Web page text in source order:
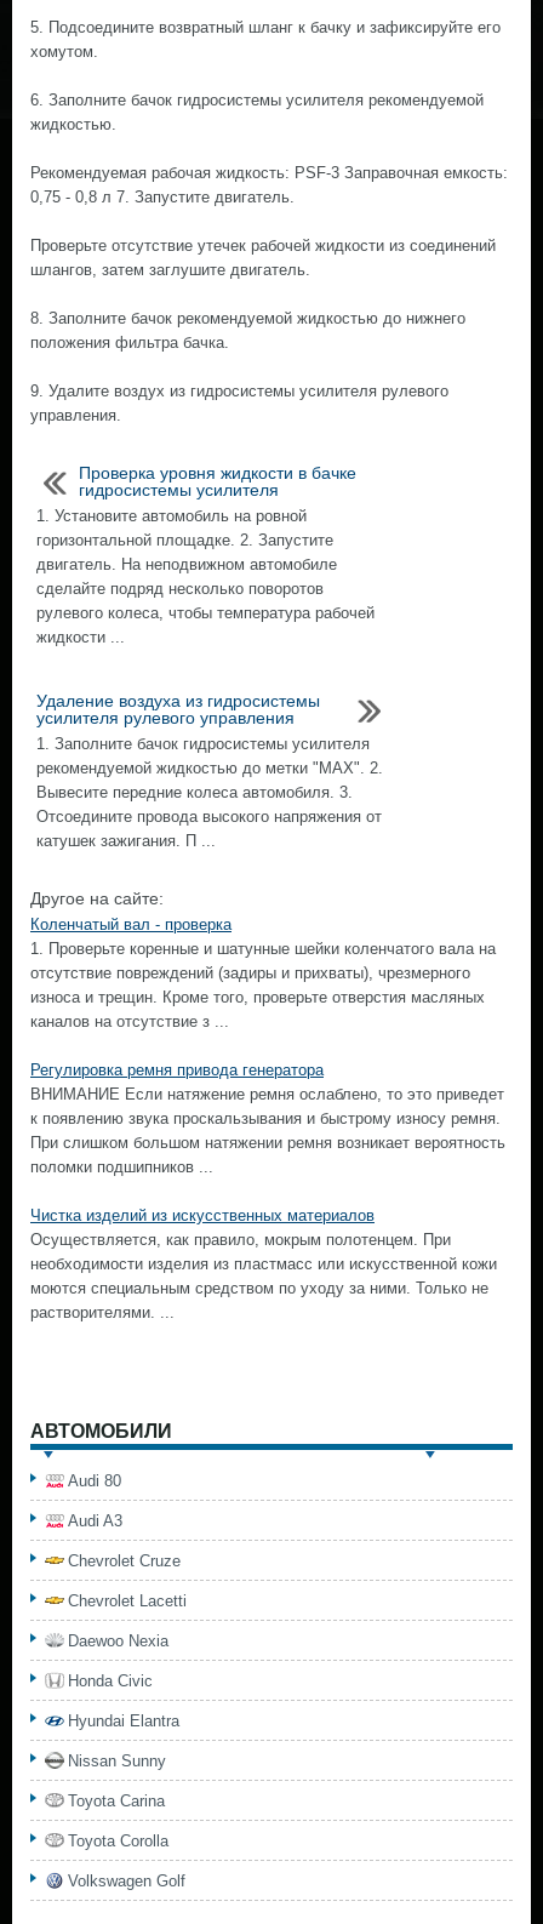
5. Подсоедините возвратный шланг к бачку и зафиксируйте его
хомутом.
6. Заполните бачок гидросистемы усилителя рекомендуемой
жидкостью.
Рекомендуемая рабочая жидкость: PSF-3 Заправочная емкость:
0,75 - 0,8 л 7. Запустите двигатель.
Проверьте отсутствие утечек рабочей жидкости из соединений
шлангов, затем заглушите двигатель.
8. Заполните бачок рекомендуемой жидкостью до нижнего
положения фильтра бачка.
9. Удалите воздух из гидросистемы усилителя рулевого
управления.
Проверка уровня жидкости в бачке
гидросистемы усилителя
1. Установите автомобиль на ровной
горизонтальной площадке. 2. Запустите
двигатель. На неподвижном автомобиле
сделайте подряд несколько поворотов
рулевого колеса, чтобы температура рабочей
жидкости ...
Удаление воздуха из гидросистемы
усилителя рулевого управления
1. Заполните бачок гидросистемы усилителя
рекомендуемой жидкостью до метки "МАХ". 2.
Вывесите передние колеса автомобиля. 3.
Отсоедините провода высокого напряжения от
катушек зажигания. П ...
Другое на сайте:
Коленчатый вал - проверка
1. Проверьте коренные и шатунные шейки коленчатого вала на
отсутствие повреждений (задиры и прихваты), чрезмерного
износа и трещин. Кроме того, проверьте отверстия масляных
каналов на отсутствие з ...
Регулировка ремня привода генератора
ВНИМАНИЕ Если натяжение ремня ослаблено, то это приведет
к появлению звука проскальзывания и быстрому износу ремня.
При слишком большом натяжении ремня возникает вероятность
поломки подшипников ...
Чистка изделий из искусственных материалов
Осуществляется, как правило, мокрым полотенцем. При
необходимости изделия из пластмасс или искусственной кожи
моются специальным средством по уходу за ними. Только не
растворителями. ...
АВТОМОБИЛИ
Audi 80
Audi A3
Chevrolet Cruze
Chevrolet Lacetti
Daewoo Nexia
Honda Civic
Hyundai Elantra
Nissan Sunny
Toyota Carina
Toyota Corolla
Volkswagen Golf